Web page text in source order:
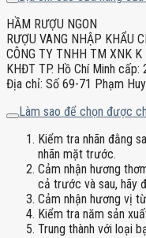
HẦM RƯỢU NGON
RƯỢU VANG NHẬP KHẨU
CÔNG TY TNHH TM XNK
KHĐT TP. Hồ Chí Minh
Địa chỉ: Số 69-71 Phạm
Làm sao để chọn được
Kiểm tra nhãn đằng
nhãn mặt trước.
Cảm nhận hương
cả trước và sau, hãy
Cảm nhận hương vị
Kiểm tra năm sản
Trung thành với loại